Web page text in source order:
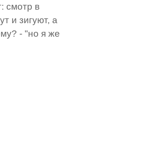
смотр в
и зигуют, а
- "но я же